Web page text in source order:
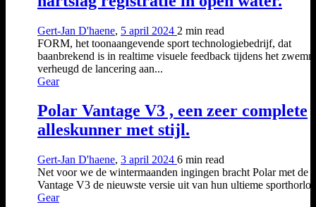
Gert-Jan D'haene, 5 april 2024 2 min read
FORM, het toonaangevende sport technologiebedrijf, dat
baanbrekend is in realtime visuele feedback tijdens het
verheugd de lancering aan...
Gear
Polar Vantage V3 , een zeer complete
alleskunner met stijl.
Gert-Jan D'haene, 3 april 2024 6 min read
Net voor we de wintermaanden ingingen bracht Polar met de
Vantage V3 de nieuwste versie uit van hun ultieme
Gear